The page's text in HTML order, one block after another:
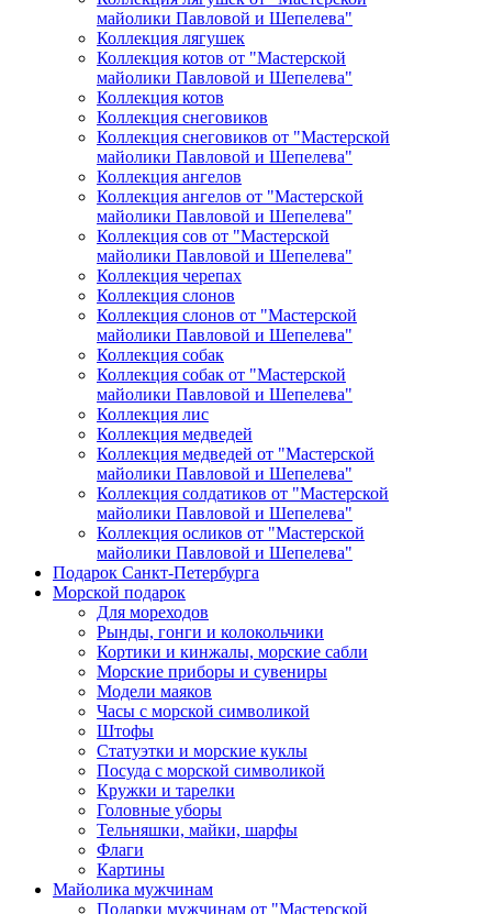
майолики Павловой и Шепелева"
Коллекция лягушек
Коллекция котов от "Мастерской
майолики Павловой и Шепелева"
Коллекция котов
Коллекция снеговиков
Коллекция снеговиков от "Мастерской
майолики Павловой и Шепелева"
Коллекция ангелов
Коллекция ангелов от "Мастерской
майолики Павловой и Шепелева"
Коллекция сов от "Мастерской
майолики Павловой и Шепелева"
Коллекция черепах
Коллекция слонов
Коллекция слонов от "Мастерской
майолики Павловой и Шепелева"
Коллекция собак
Коллекция собак от "Мастерской
майолики Павловой и Шепелева"
Коллекция лис
Коллекция медведей
Коллекция медведей от "Мастерской
майолики Павловой и Шепелева"
Коллекция солдатиков от "Мастерской
майолики Павловой и Шепелева"
Коллекция осликов от "Мастерской
майолики Павловой и Шепелева"
Подарок Санкт-Петербурга
Морской подарок
Для мореходов
Рынды, гонги и колокольчики
Кортики и кинжалы, морские сабли
Морские приборы и сувениры
Модели маяков
Часы с морской символикой
Штофы
Статуэтки и морские куклы
Посуда с морской символикой
Кружки и тарелки
Головные уборы
Тельняшки, майки, шарфы
Флаги
Картины
Майолика мужчинам
Подарки мужчинам от "Мастерской